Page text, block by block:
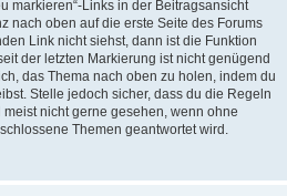
markieren“-Links in der Beitragsansicht
nach oben auf die erste Seite des Forums
Link nicht siehst, dann ist die Funktion
der letzten Markierung ist nicht genügend
das Thema nach oben zu holen, indem du
Stelle jedoch sicher, dass du die Regeln
nicht gerne gesehen, wenn ohne
Themen geantwortet wird.